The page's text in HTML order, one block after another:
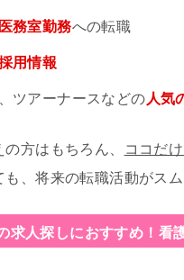
務室勤務への転職
用情報
ツアーナースなどの 人気
方はもちろん、 ココだ
、将来の転職活動がスム
求人探しにおすすめ！ 看